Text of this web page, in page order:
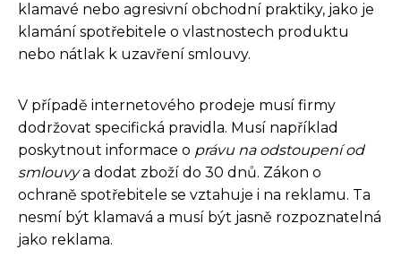
klamavé nebo agresivní obchodní praktiky, jako je
klamání spotřebitele o vlastnostech produktu
nebo nátlak k uzavření smlouvy.
V případě internetového prodeje musí firmy
dodržovat specifická pravidla. Musí například
poskytnout informace o právu na odstoupení od
smlouvya dodat zboží do 30 dnů. Zákon o
ochraně spotřebitele se vztahuje i na reklamu. Ta
nesmí být klamavá a musí být jasně rozpoznatelná
jako reklama.